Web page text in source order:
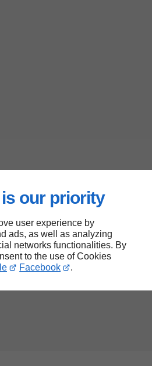
our priority
user experience by
ads, as well as analyzing
networks functionalities. By
to the use of Cookies
Facebook .